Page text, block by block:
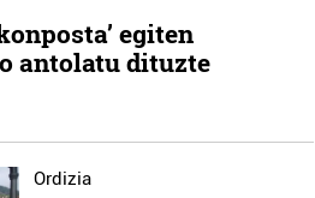
egiten
antolatu dituzte
Ordizia